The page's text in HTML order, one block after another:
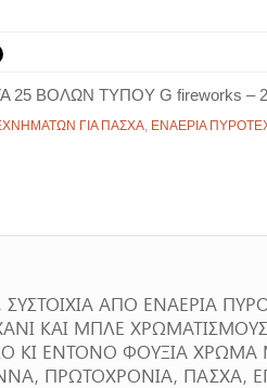
ΒΟΛΩΝ ΤΥΠΟΥ G fireworks –
ΓΙΑ ΠΑΣΧΑ ΕΝΑΕΡΙΑ
ΣΥΣΤΟΙΧΙΑ ΑΠΟ ΕΝΑΕΡΙΑ
ΚΑΙ ΜΠΛΕ
ΚΙ ΕΝΤΟΝΟ ΦΟΥΞΙΑ ΧΡΩΜΑ
ΠΡΩΤΟΧΡΟΝΙΑ, ΠΑΣΧΑ,